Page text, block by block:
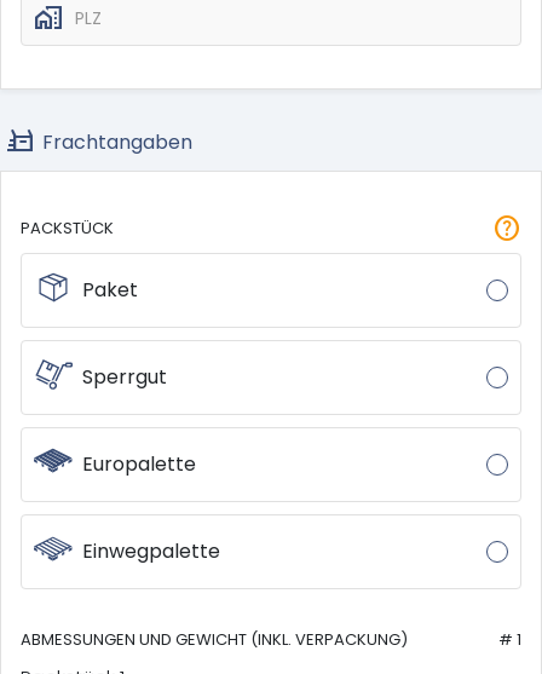
home_work PLZ
quick_reorder Frachtangaben
PACKSTÜCK help
Paket
Sperrgut
Europalette
Einwegpalette
ABMESSUNGEN UND GEWICHT (INKL. VERPACKUNG) # 1